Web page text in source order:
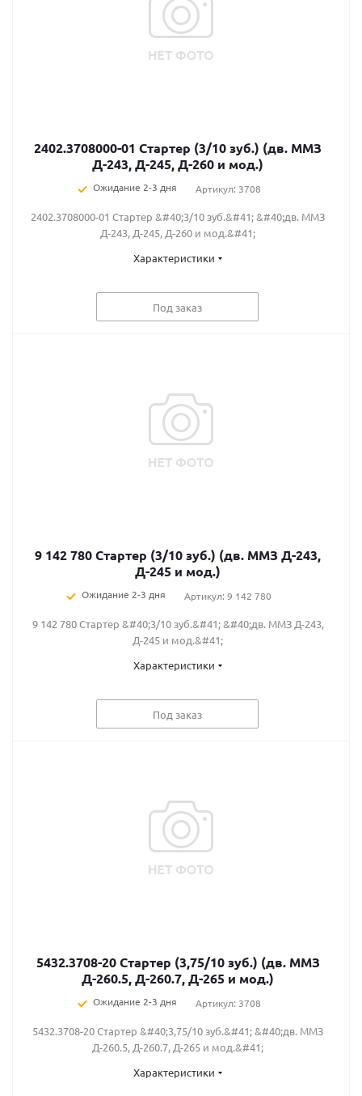
2402.3708000-01 Стартер (3/10 зуб.) (дв. ММЗ
Д-243, Д-245, Д-260 и мод.)
Ожидание 2-3 дня Артикул: 3708
2402.3708000-01 Стартер &#40;3/10 зуб.&#41; &#40;дв. ММЗ
Д-243, Д-245, Д-260 и мод.&#41;
Характеристики
Под заказ
9 142 780 Стартер (3/10 зуб.) (дв. ММЗ Д-243,
Д-245 и мод.)
Ожидание 2-3 дня Артикул: 9 142 780
9 142 780 Стартер &#40;3/10 зуб.&#41; &#40;дв. ММЗ Д-243,
Д-245 и мод.&#41;
Характеристики
Под заказ
5432.3708-20 Стартер (3,75/10 зуб.) (дв. ММЗ
Д-260.5, Д-260.7, Д-265 и мод.)
Ожидание 2-3 дня Артикул: 3708
5432.3708-20 Стартер &#40;3,75/10 зуб.&#41; &#40;дв. ММЗ
Д-260.5, Д-260.7, Д-265 и мод.&#41;
Характеристики